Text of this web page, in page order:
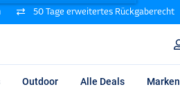
50 Tage erweitertes Rückgaberecht
Outdoor Alle Deals
Marken